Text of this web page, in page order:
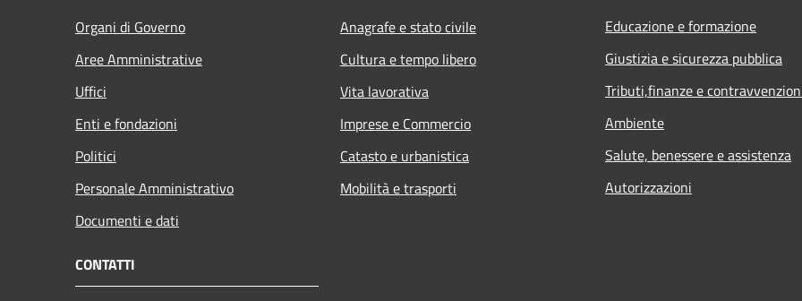
Organi di Governo
Aree Amministrative
Uffici
Enti e fondazioni
Politici
Personale Amministrativo
Documenti e dati
Anagrafe e stato civile
Cultura e tempo libero
Vita lavorativa
Imprese e Commercio
Catasto e urbanistica
Mobilità e trasporti
Educazione e formazione
Giustizia e sicurezza pubblica
Tributi,finanze e
Ambiente
Salute, benessere e assistenza
Autorizzazioni
CONTATTI